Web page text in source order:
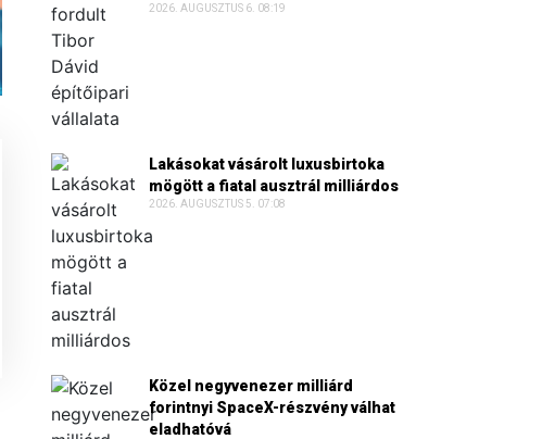
2026. AUGUSZTUS 6. 08:19
Lakásokat vásárolt luxusbirtoka
mögött a fiatal ausztrál milliárdos
2026. AUGUSZTUS 5. 07:08
Közel negyvenezer milliárd
forintnyi SpaceX-részvény válhat
eladhatóvá